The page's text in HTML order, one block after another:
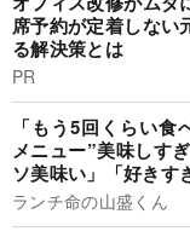
席予約が定着しない
る解決策とは
PR
「もう5回くらい
メニュー”美味しす
ソ美味い」「好きす
ランチ命の山盛くん